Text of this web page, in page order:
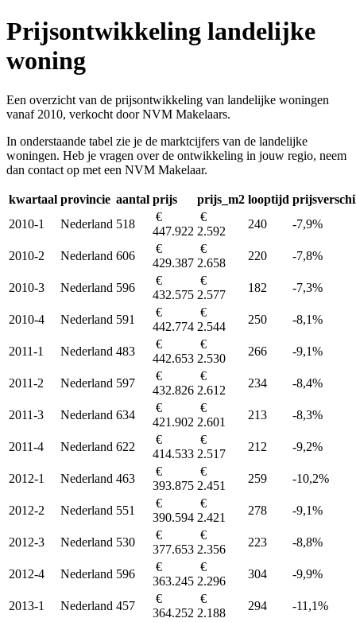
Prijsontwikkeling landelijke
woning
Een overzicht van de prijsontwikkeling van landelijke woningen
vanaf 2010, verkocht door NVM Makelaars.
In onderstaande tabel zie je de marktcijfers van de landelijke
woningen. Heb je vragen over de ontwikkeling in jouw regio, neem
dan contact op met een NVM Makelaar.
kwartaal provincie aantal prijs prijs_m2 looptijd
2010-1
Nederland 518
€
447.922
€
2.592
240 -7,9%
2010-2 Nederland 606
€
429.387
€
2.658
220 -7,8%
2010-3 Nederland 596
€
432.575
€
2.577
182 -7,3%
2010-4 Nederland 591
€
442.774
€
2.544
250 -8,1%
2011-1 Nederland 483
€
442.653
€
2.530
266 -9,1%
2011-2 Nederland 597
€
432.826
€
2.612
234 -8,4%
2011-3 Nederland 634
€
421.902
€
2.601
213 -8,3%
2011-4 Nederland 622
€
414.533
€
2.517
212 -9,2%
2012-1 Nederland 463
€
393.875
€
2.451
259 -10,2%
2012-2 Nederland 551
€
390.594
€
2.421
278 -9,1%
2012-3 Nederland 530
€
377.653
€
2.356
223 -8,8%
2012-4 Nederland 596
€
363.245
€
2.296
304 -9,9%
2013-1 Nederland 457
€
364.252
€
2.188
294 -11,1%